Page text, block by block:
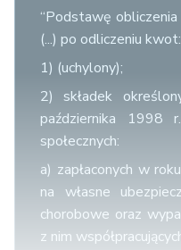
“Podstawę
(...) po odliczeniu kwot:
1) (uchylony);
2) składek
października 1998
społecznych:
a) zapłaconych w
na własne
chorobowe oraz
z nim